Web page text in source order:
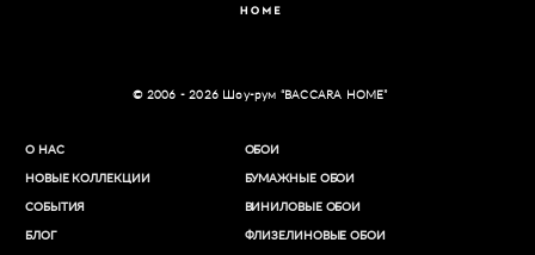
© 2006 - 2026 Шоу-рум “BACCARA HOME”
О НАС
НОВЫЕ КОЛЛЕКЦИИ
СОБЫТИЯ
БЛОГ
ОБОИ
БУМАЖНЫЕ ОБОИ
ВИНИЛОВЫЕ ОБОИ​
ФЛИЗЕЛИНОВЫЕ ОБОИ